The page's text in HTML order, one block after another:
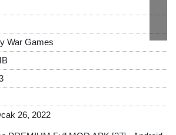
War Games
26, 2022